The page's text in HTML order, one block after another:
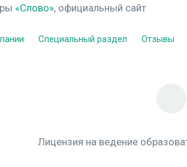
«Слово», официальный сайт
Специальный раздел Отзывы
Лицензия на ведение